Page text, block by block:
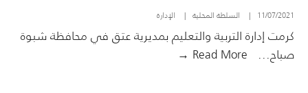
11/07/2021
| السلطة المحلية | الإدارة
كرمت إدارة التربية والتعليم بمديرية عتق في محافظة شبوة
صباح...
Read More →